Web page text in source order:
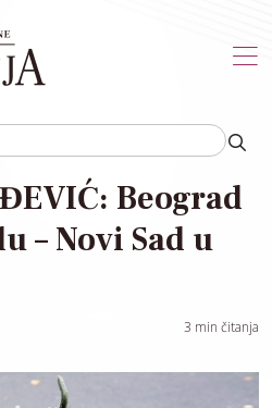
Beograd
– Novi Sad u
3 min čitanja